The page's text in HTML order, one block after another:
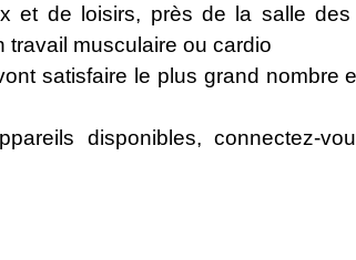
et de loisirs, près de la salle
musculaire ou cardio
satisfaire le plus grand nombre
disponibles,